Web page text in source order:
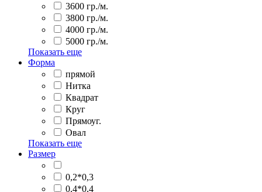
3600 гр./м.
3800 гр./м.
4000 гр./м.
5000 гр./м.
Показать еще
Форма
прямой
Нитка
Квадрат
Круг
Прямоуг.
Овал
Показать еще
Размер
0,2*0,3
0,4*0,4